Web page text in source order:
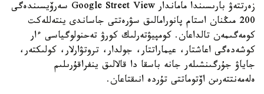
زەرتتەۋ بارىسىندا ماماندار Google Street View سەرۆيسىندەگى
200 مىڭنان استام پانورامالىق سۋرەتتى جاساندى ينتەللەكت
كومەگىمەن تالداعان. كومپيۋتەرلىك كورۋ تەحنولوگياسى ءار
كوشەدەگى اعاشتار، عيماراتتار، جولدار، تروتۋارلار، كولىكتەر،
جاياۋ جۇرگىنشىلەر جانە باسقا دا قالالىق ينفراقۇرىلىم
ەلەمەنتتەرىن اۆتوماتتى تۇردە انىقتاعان.